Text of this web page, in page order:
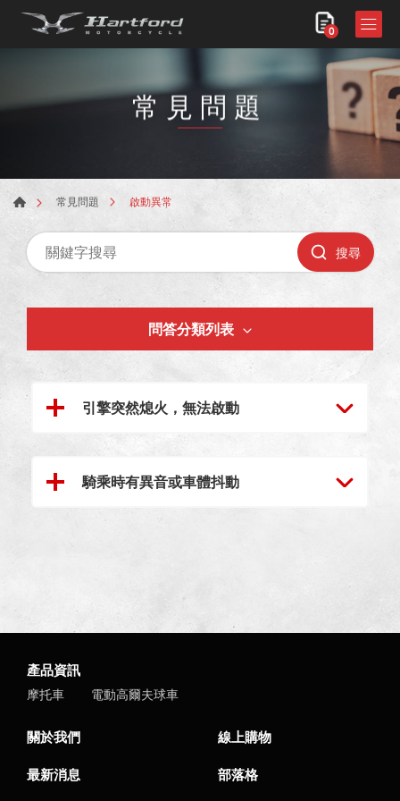
0
常見問題
常見問題 啟動異常
搜尋
問答分類列表
引擎突然熄火，無法啟動
騎乘時有異音或車體抖動
產品資訊
摩托車 電動高爾夫球車
關於我們 線上購物
最新消息 部落格